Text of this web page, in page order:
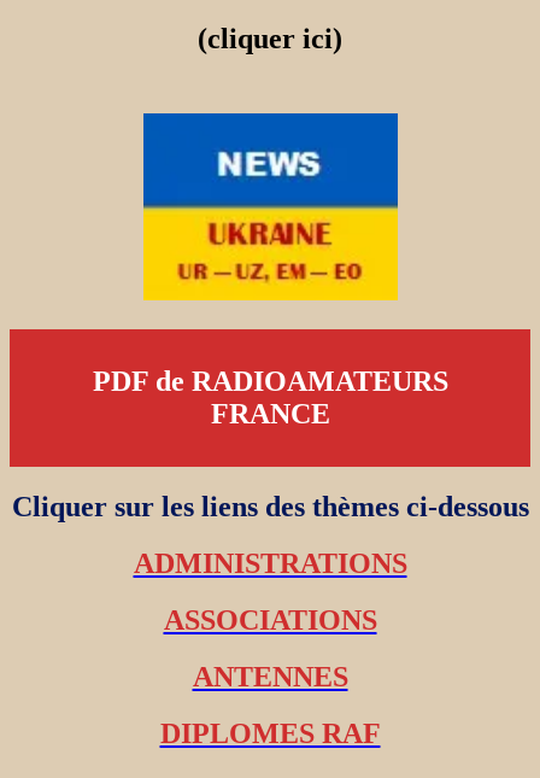
(cliquer ici)
PDF de RADIOAMATEURS
FRANCE
Cliquer sur les liens des thèmes ci-dessous
ADMINISTRATIONS
ASSOCIATIONS
ANTENNES
DIPLOMES RAF